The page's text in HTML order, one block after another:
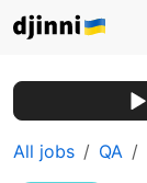
All jobs QA